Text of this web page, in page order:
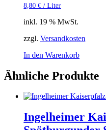
8,80 € / Liter
inkl. 19 % MwSt.
zzgl. Versandkosten
In den Warenkorb
Ähnliche Produkte
Ingelheimer